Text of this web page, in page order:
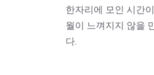
한자리에 모인 시간
월이 느껴지지 않을
다.